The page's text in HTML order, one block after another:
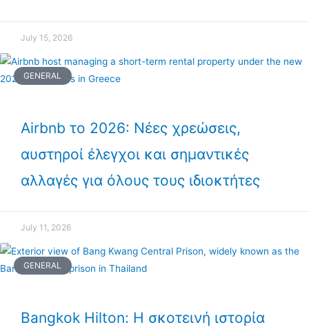
July 15, 2026
GENERAL
Airbnb το 2026: Νέες χρεώσεις,
αυστηροί έλεγχοι και σημαντικές
αλλαγές για όλους τους ιδιοκτήτες
July 11, 2026
GENERAL
Bangkok Hilton: Η σκοτεινή ιστορία